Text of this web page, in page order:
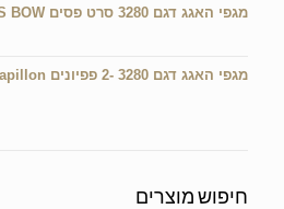
מגפי האגג דגם 3280 סרט פסים UGG STRIPS BOW
מגפי האגג דגם 3280 -2 פפיונים UGG 2Papillon
חיפוש מוצרים